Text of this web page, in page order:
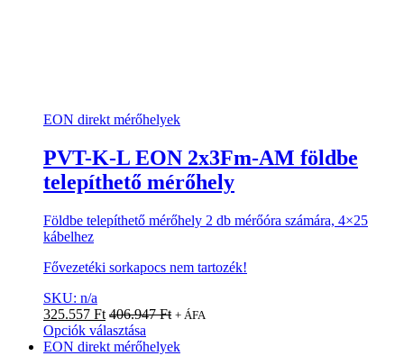
EON direkt mérőhelyek
PVT-K-L EON 2x3Fm-AM földbe
telepíthető mérőhely
Földbe telepíthető mérőhely 2 db mérőóra számára, 4×25
kábelhez
Fővezetéki sorkapocs nem tartozék!
SKU: n/a
325.557 Ft 406.947Ft + ÁFA
Opciók választása
EON direkt mérőhelyek